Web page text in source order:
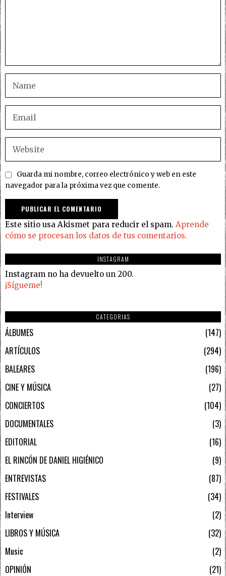
Guarda mi nombre, correo electrónico y web en este
navegador para la próxima vez que comente.
Este sitio usa Akismet para reducir el spam. Aprende
cómo se procesan los datos de tus comentarios.
INSTAGRAM
Instagram no ha devuelto un 200.
¡Sígueme!
CATEGORIAS
ÁLBUMES
147
ARTÍCULOS
294
BALEARES
196
CINE Y MÚSICA
27
CONCIERTOS
104
DOCUMENTALES
3
EDITORIAL
16
EL RINCÓN DE DANIEL HIGIÉNICO
9
ENTREVISTAS
87
FESTIVALES
34
Interview
2
LIBROS Y MÚSICA
32
Music
2
OPINIÓN
21